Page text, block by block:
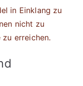
in Einklang zu
nicht zu
erreichen.